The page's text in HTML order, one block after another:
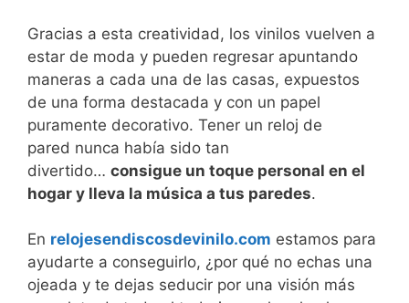
Gracias a esta creatividad, los vinilos vuelven a
estar de moda y pueden regresar apuntando
maneras a cada una de las casas, expuestos
de una forma destacada y con un papel
puramente decorativo. Tener un reloj de
pared nunca había sido tan
divertido… consigue un toque personal en el
hogar y lleva la música a tus paredes.
En relojesendiscosdevinilo.com estamos para
ayudarte a conseguirlo, ¿por qué no echas una
ojeada y te dejas seducir por una visión más